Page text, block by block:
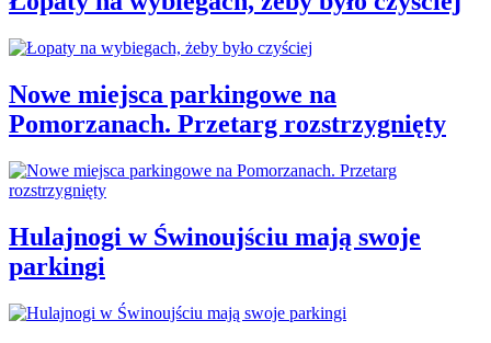
Nowe miejsca parkingowe na
Pomorzanach. Przetarg rozstrzygnięty
Hulajnogi w Świnoujściu mają swoje
parkingi